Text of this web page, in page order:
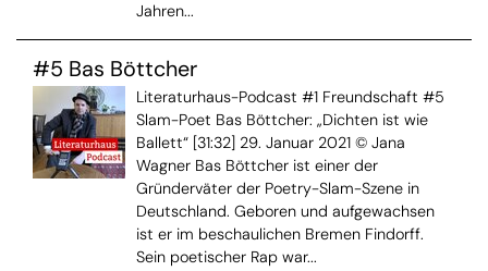
Jahren...
#5 Bas Böttcher
Literaturhaus-Podcast #1 Freundschaft #5
Slam-Poet Bas Böttcher: „Dichten ist wie
Ballett“ [31:32] 29. Januar 2021 © Jana
Wagner Bas Böttcher ist einer der
Gründerväter der Poetry-Slam-Szene in
Deutschland. Geboren und aufgewachsen
ist er im beschaulichen Bremen Findorff.
Sein poetischer Rap war...